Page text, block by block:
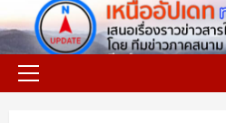
to
content
Primary